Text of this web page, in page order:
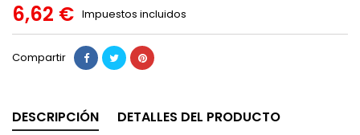
6,62 € Impuestos incluidos
Compartir
DESCRIPCIÓN
DETALLES DEL PRODUCTO